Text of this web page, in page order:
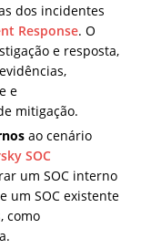
dos incidentes
Response. O
e resposta,
e
mitigação.
ao cenário
SOC
um SOC interno
um SOC existente
como